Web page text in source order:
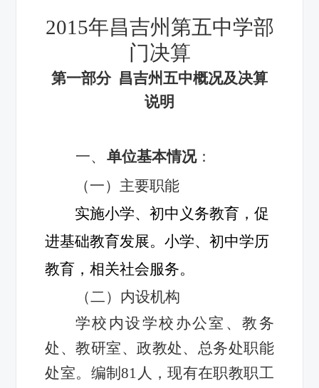
2015年昌吉州第五中学部
门决算
第一部分 昌吉州五中概况及决算
说明
一、 单位基本情况：
（一）主要职能
实施小学、初中义务教育，促
进基础教育发展。小学、初中学历
教育，相关社会服务。
（二）内设机构
学校内设学校办公室、教务
处、教研室、政教处、总务处职能
处室。 编制81人，现有在职教职工